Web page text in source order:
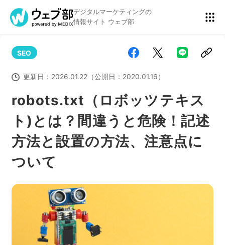
デジタルマーケティングの
情報サイト ウェブ部
リスティング広告 BtoBマーケティング
アクセス解析 ディスプレイ広告
アドテクノロジー
Webサイト構築
robots.txt（ロボッツテキス
ト)とは？間違うと危険！記述
方法と設置の方法、注意点に
ついて
SEO
更新日： 2026.01.22（公開日： 2020.01.16）